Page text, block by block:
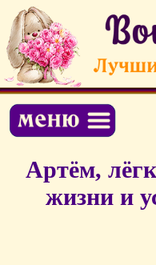
Артём,
жизни и